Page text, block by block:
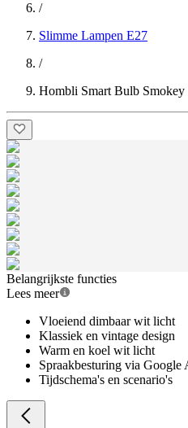
/
Slimme Lampen E27
/
Hombli Smart Bulb Smokey
Belangrijkste functies
Lees meer
Vloeiend dimbaar wit licht
Klassiek en vintage design
Warm en koel wit licht
Spraakbesturing via Google
Tijdschema's en scenario's